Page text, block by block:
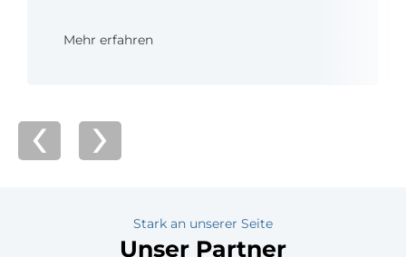
Mehr erfahren
‹ ›
Stark an unserer Seite
Unser Partner